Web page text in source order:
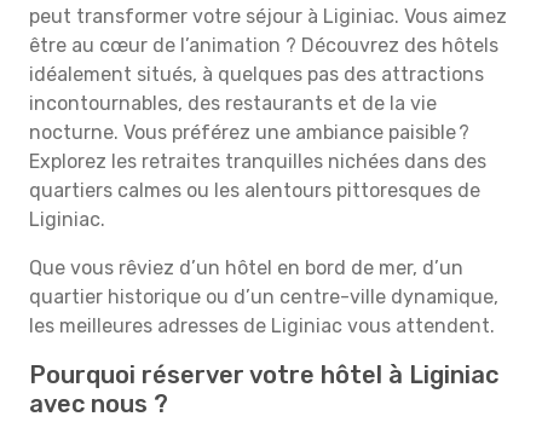
peut transformer votre séjour à Liginiac. Vous aimez
être au cœur de l’animation ? Découvrez des hôtels
idéalement situés, à quelques pas des attractions
incontournables, des restaurants et de la vie
nocturne. Vous préférez une ambiance paisible ?
Explorez les retraites tranquilles nichées dans des
quartiers calmes ou les alentours pittoresques de
Liginiac.
Que vous rêviez d’un hôtel en bord de mer, d’un
quartier historique ou d’un centre-ville dynamique,
les meilleures adresses de Liginiac vous attendent.
Pourquoi réserver votre hôtel à Liginiac
avec nous ?